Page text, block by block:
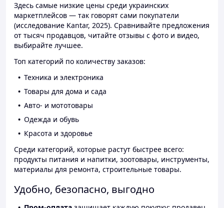
Здесь самые низкие цены среди украинских
маркетплейсов — так говорят сами покупатели
(исследование Kantar, 2025). Сравнивайте предложения
от тысяч продавцов, читайте отзывы с фото и видео,
выбирайте лучшее.
Топ категорий по количеству заказов:
Техника и электроника
Товары для дома и сада
Авто- и мототовары
Одежда и обувь
Красота и здоровье
Среди категорий, которые растут быстрее всего:
продукты питания и напитки, зоотовары, инструменты,
материалы для ремонта, строительные товары.
Удобно, безопасно, выгодно